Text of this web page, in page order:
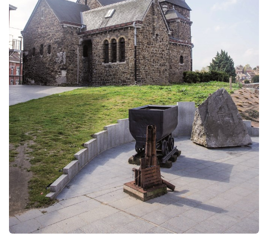
Folgen Sie uns
FR EN NL DE